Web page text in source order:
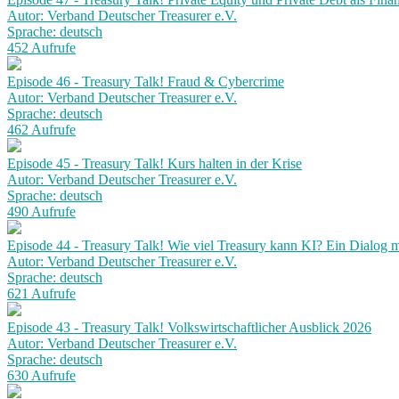
Autor: Verband Deutscher Treasurer e.V.
Sprache: deutsch
452 Aufrufe
Episode 46 - Treasury Talk! Fraud & Cybercrime
Autor: Verband Deutscher Treasurer e.V.
Sprache: deutsch
462 Aufrufe
Episode 45 - Treasury Talk! Kurs halten in der Krise
Autor: Verband Deutscher Treasurer e.V.
Sprache: deutsch
490 Aufrufe
Episode 44 - Treasury Talk! Wie viel Treasury kann KI? Ein Dialog
Autor: Verband Deutscher Treasurer e.V.
Sprache: deutsch
621 Aufrufe
Episode 43 - Treasury Talk! Volkswirtschaftlicher Ausblick 2026
Autor: Verband Deutscher Treasurer e.V.
Sprache: deutsch
630 Aufrufe